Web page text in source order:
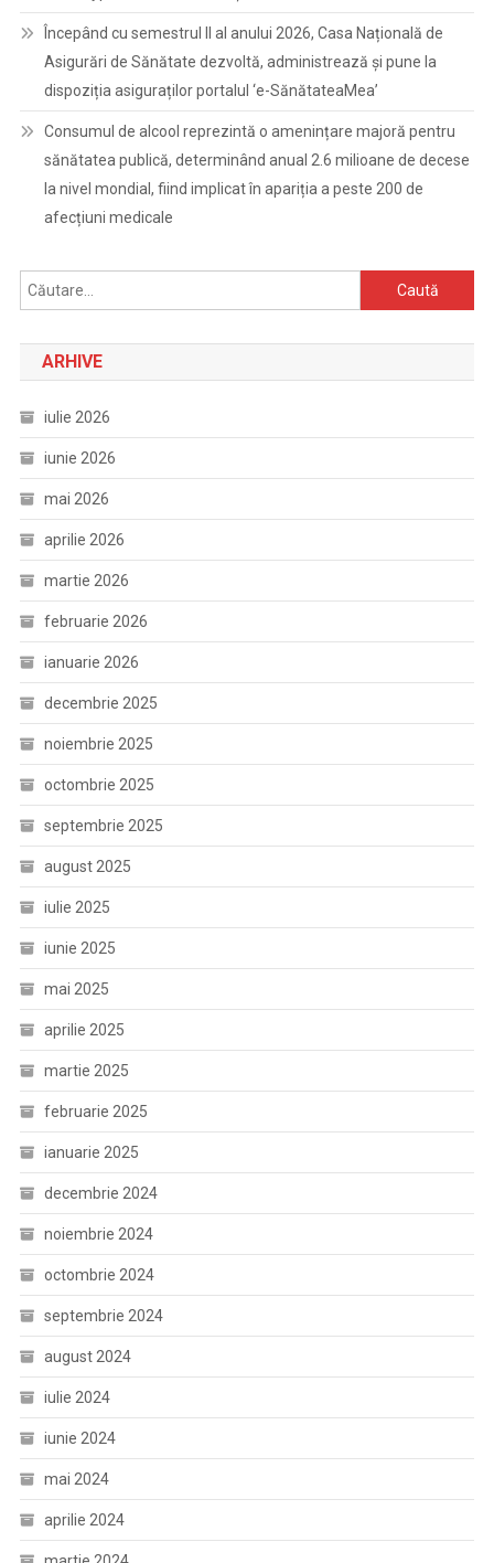
Începând cu semestrul II al anului 2026, Casa Națională de
Asigurări de Sănătate dezvoltă, administrează și pune la
dispoziția asiguraților portalul ‘e-SănătateaMea’
Consumul de alcool reprezintă o amenințare majoră pentru
sănătatea publică, determinând anual 2.6 milioane de decese
la nivel mondial, fiind implicat în apariția a peste 200 de
afecțiuni medicale
Caută
după:
ARHIVE
iulie 2026
iunie 2026
mai 2026
aprilie 2026
martie 2026
februarie 2026
ianuarie 2026
decembrie 2025
noiembrie 2025
octombrie 2025
septembrie 2025
august 2025
iulie 2025
iunie 2025
mai 2025
aprilie 2025
martie 2025
februarie 2025
ianuarie 2025
decembrie 2024
noiembrie 2024
octombrie 2024
septembrie 2024
august 2024
iulie 2024
iunie 2024
mai 2024
aprilie 2024